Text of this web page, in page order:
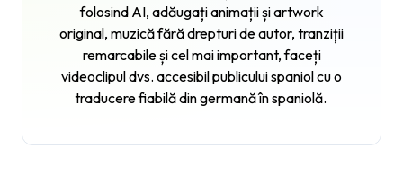
folosind AI, adăugați animații și artwork
original, muzică fără drepturi de autor, tranziții
remarcabile și cel mai important, faceți
videoclipul dvs. accesibil publicului spaniol cu o
traducere fiabilă din germană în spaniolă.